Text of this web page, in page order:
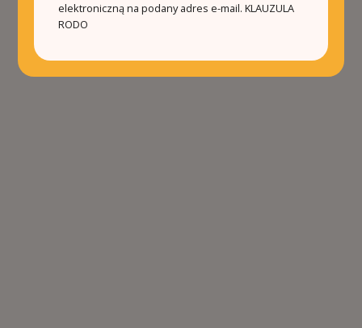
elektroniczną na podany adres e-mail.KLAUZULA
RODO